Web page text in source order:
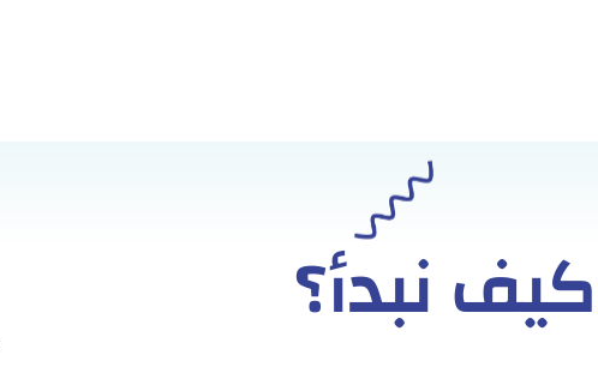
كيف نبدأ؟